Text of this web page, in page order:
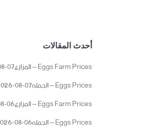
أحدث المقالات
Eggs Farm Prices – المزارع07-08-2026
Eggs Prices – الجمله07-08-2026
Eggs Farm Prices – المزارع06-08-2026
Eggs Prices – الجمله06-08-2026